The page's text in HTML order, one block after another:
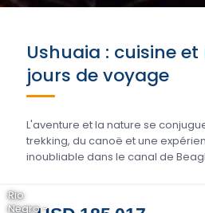
Ushuaia : cuisine
jours de voyage
L'aventure et la nature se
trekking, du canoë et une
inoubliable dans le canal de
Rio
Negro -